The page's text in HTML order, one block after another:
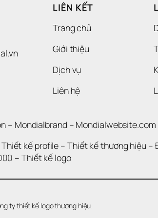
LIÊN KẾT
Trang chủ
Giới thiệu
Dịch vụ
Liên hệ
– Mondialbrand – Mondialwebsite.com
Thiết kế profile – Thiết kế thương hiệu –
– Thiết kế logo
ty thiết kế logo thương hiệu.